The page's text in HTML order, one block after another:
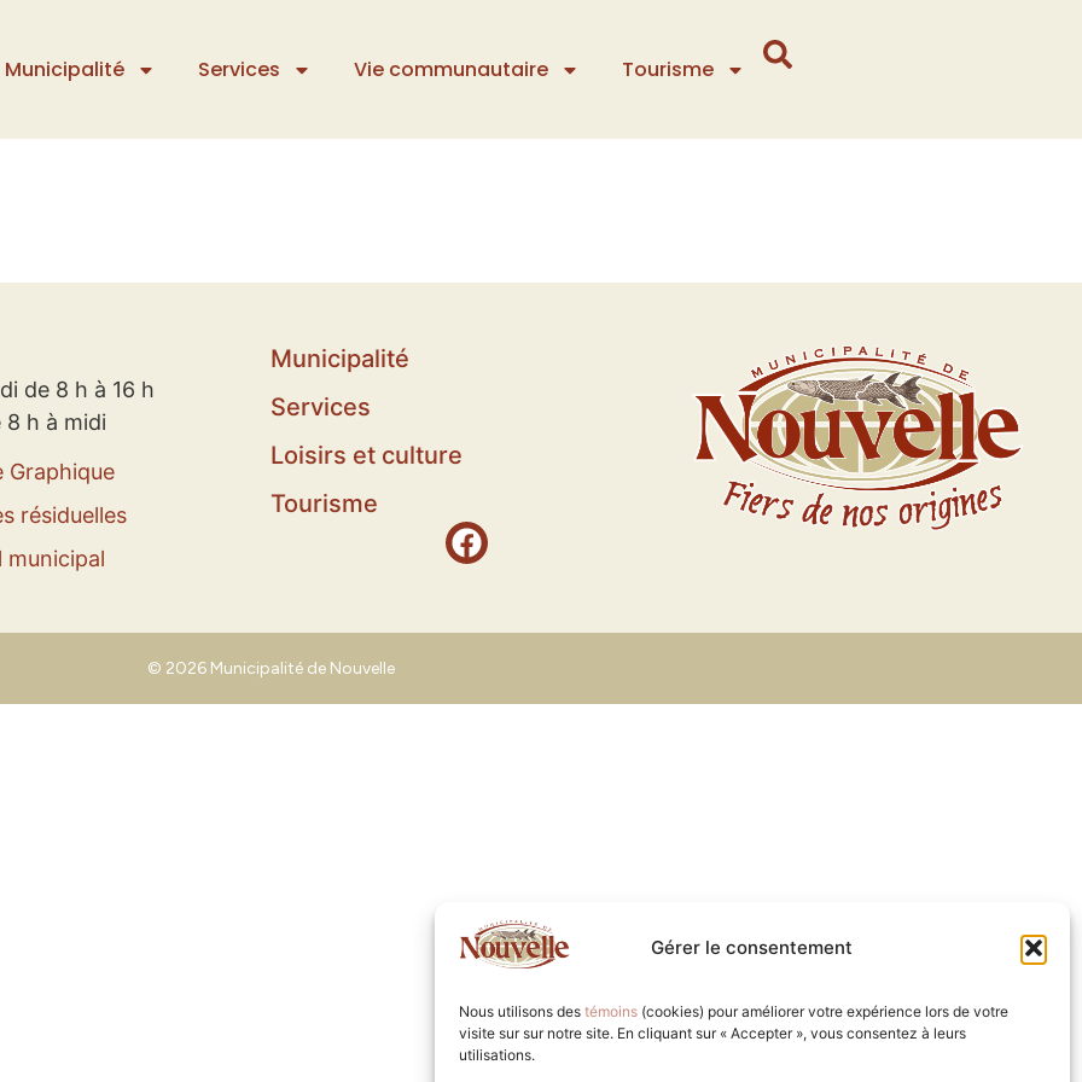
Gérer le consentement
Nous utilisons des témoins (cookies) pour améliorer votre expérience lors de votre
visite sur sur notre site. En cliquant sur « Accepter », vous consentez à leurs
utilisations.
Municipalité Services Vie communautaire Tourisme
de 8 h à 16 h
8 h à midi
Graphique
résiduelles
municipal
Municipalité
Services
Loisirs et culture
Tourisme
© 2026 Municipalité de Nouvelle